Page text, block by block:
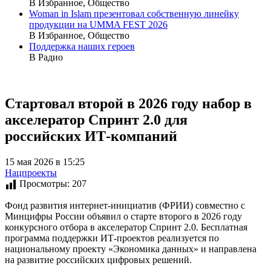
В Избранное, Общество
Woman in Islam презентовал собственную линейку
продукции на UMMA FEST 2026
В Избранное, Общество
Поддержка наших героев
В Радио
Стартовал второй в 2026 году набор в
акселератор Спринт 2.0 для
российских ИТ-компаний
15 мая 2026 в 15:25
Нацпроекты
Просмотры: 207
Фонд развития интернет-инициатив (ФРИИ) совместно с
Минцифры России объявил о старте второго в 2026 году
конкурсного отбора в акселератор Спринт 2.0. Бесплатная
программа поддержки ИТ-проектов реализуется по
национальному проекту «Экономика данных» и направлена
на развитие российских цифровых решений.